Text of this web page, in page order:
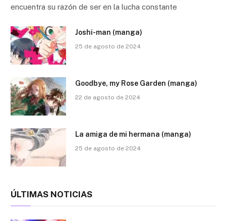
encuentra su razón de ser en la lucha constante
Joshi-man (manga)
25 de agosto de 2024
Goodbye, my Rose Garden (manga)
22 de agosto de 2024
La amiga de mi hermana (manga)
25 de agosto de 2024
ÚLTIMAS NOTICIAS